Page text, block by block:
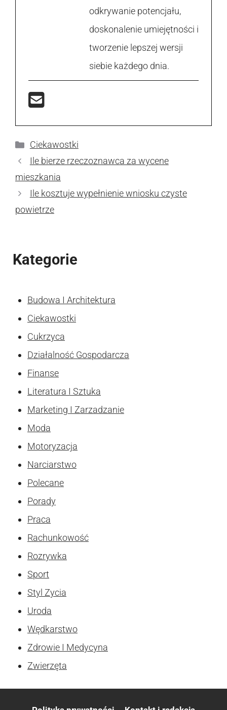
odkrywanie potencjału,
doskonalenie umiejętności i
tworzenie lepszej wersji
siebie każdego dnia.
Kategorie
Ciekawostki
Ile bierze rzeczoznawca za wycene
mieszkania
Ile kosztuje wypełnienie wniosku czyste
powietrze
Kategorie
Budowa I Architektura
Ciekawostki
Cukrzyca
Działalność Gospodarcza
Finanse
Literatura I Sztuka
Marketing I Zarzadzanie
Moda
Motoryzacja
Narciarstwo
Polecane
Porady
Praca
Rachunkowość
Rozrywka
Sport
Styl Zycia
Uroda
Wędkarstwo
Zdrowie I Medycyna
Zwierzęta